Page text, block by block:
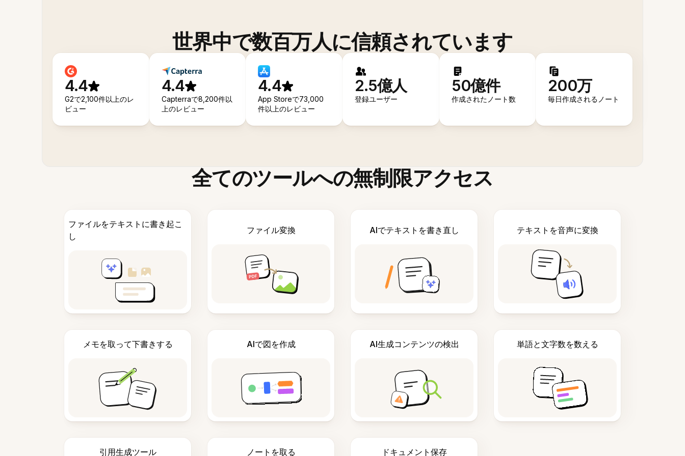
世界中で数百万人に信頼されています
4.4
G2で2,100件以上のレ
ビュー
4.4
Capterraで8,200件以
上のレビュー
4.4
App Storeで73,000
件以上のレビュー
2.5億人
登録ユーザー
50億件
作成されたノート数
200万
毎日作成されるノート
全てのツールへの無制限アクセス
ファイルをテキストに書き起こ
し
ファイル変換 AIでテキストを書き直し テキストを音声に変換
メモを取って下書きする AIで図を作成 AI生成コンテンツの検出 単語と文字数を数える
引用生成ツール ノートを取る ドキュメント保存